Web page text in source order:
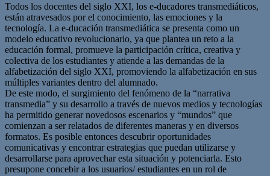
Todos los docentes del siglo XXI, los e-ducadores transmediáticos,
están atravesados por el conocimiento, las emociones y la
tecnología. La e-ducación transmediática se presenta como un
modelo educativo revolucionario, ya que plantea un reto a la
educación formal, promueve la participación crítica, creativa y
colectiva de los estudiantes y atiende a las demandas de la
alfabetización del siglo XXI, promoviendo la alfabetización en sus
múltiples variantes dentro del alumnado.
De este modo, el surgimiento del fenómeno de la “narrativa
transmedia” y su desarrollo a través de nuevos medios y tecnologías
ha permitido generar novedosos escenarios y “mundos” que
comienzan a ser relatados de diferentes maneras y en diversos
formatos. Es posible entonces descubrir oportunidades
comunicativas y encontrar estrategias que puedan utilizarse y
desarrollarse para aprovechar esta situación y potenciarla. Esto
presupone concebir a los usuarios/ estudiantes en un rol de